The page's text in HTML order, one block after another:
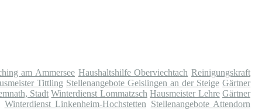
am Ammersee Haushaltshilfe Oberviechtach Reinigungskraft
Tittling Stellenangebote Geislingen an der Steige Gärtner
Stadt Winterdienst Lommatzsch Hausmeister Lehre Gärtner
Winterdienst Linkenheim-Hochstetten Stellenangebote Attendorn